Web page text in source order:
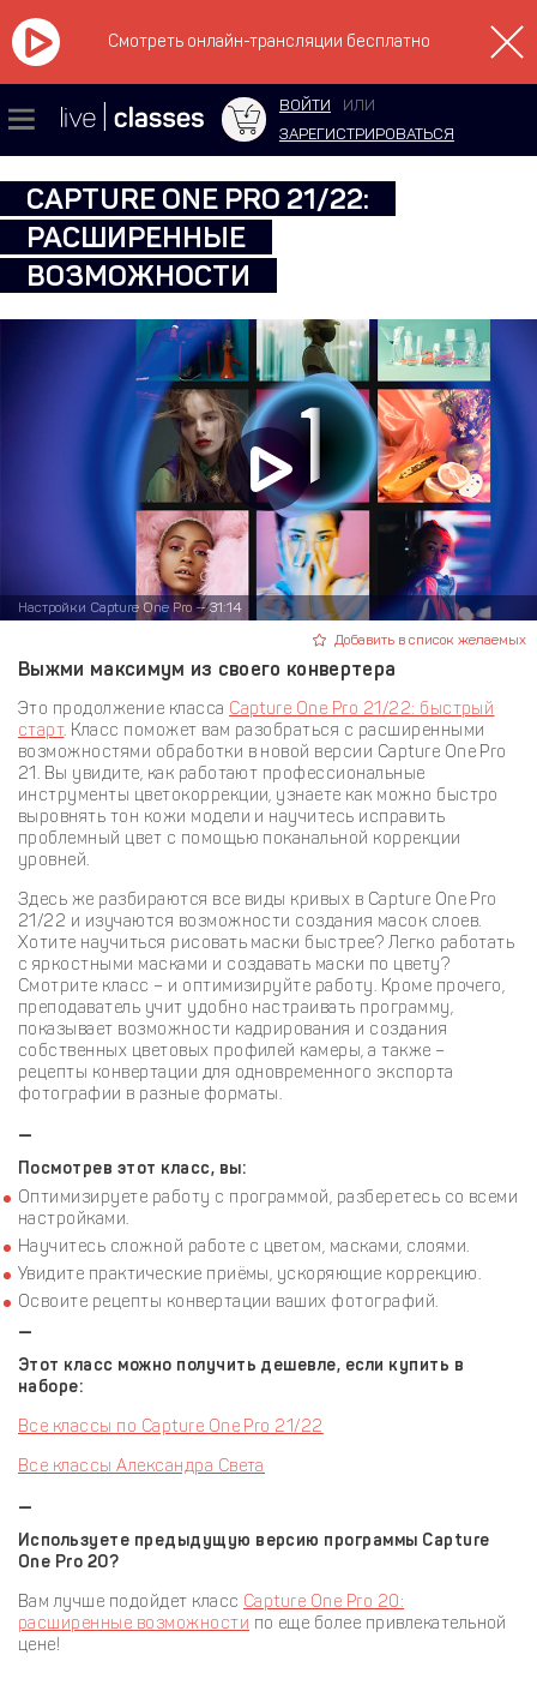
Смотреть онлайн-трансляции бесплатно
ВОЙТИ
ИЛИ
ЗАРЕГИСТРИРОВАТЬСЯ
CAPTURE ONE PRO 21/22:
РАСШИРЕННЫЕ
ВОЗМОЖНОСТИ
Настройки Capture One Pro — 31:14
Добавить в список желаемых
Выжми максимум из своего конвертера
Это продолжение класса Capture One Pro 21/22: быстрый
старт. Класс поможет вам разобраться с расширенными
возможностями обработки в новой версии Capture One Pro
21. Вы увидите, как работают профессиональные
инструменты цветокоррекции, узнаете как можно быстро
выровнять тон кожи модели и научитесь исправить
проблемный цвет с помощью поканальной коррекции
уровней.
Здесь же разбираются все виды кривых в Capture One Pro
21/22 и изучаются возможности создания масок слоев.
Хотите научиться рисовать маски быстрее? Легко работать
с яркостными масками и создавать маски по цвету?
Смотрите класс – и оптимизируйте работу. Кроме прочего,
преподаватель учит удобно настраивать программу,
показывает возможности кадрирования и создания
собственных цветовых профилей камеры, а также –
рецепты конвертации для одновременного экспорта
фотографии в разные форматы.
—
Посмотрев этот класс, вы:
Оптимизируете работу с программой, разберетесь со всеми
настройками.
Научитесь сложной работе с цветом, масками, слоями.
Увидите практические приёмы, ускоряющие коррекцию.
Освоите рецепты конвертации ваших фотографий.
—
Этот класс можно получить дешевле, если купить в
наборе:
Все классы по Capture One Pro 21/22
Все классы Александра Света
—
Используете предыдущую версию программы Capture
One Pro 20?
Вам лучше подойдет класс Capture One Pro 20:
расширенные возможности по еще более привлекательной
цене!